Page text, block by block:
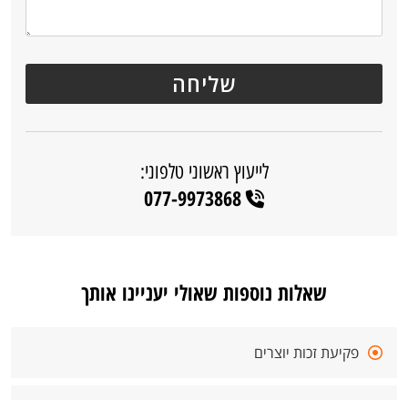
לייעוץ ראשוני טלפוני:
077-9973868
שאלות נוספות שאולי יעניינו אותך
פקיעת זכות יוצרים